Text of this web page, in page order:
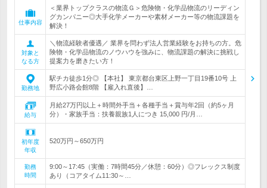
仕事内容
＜業界トップクラスの物流Ｇ＞危険物・化学品物流のリーディン
グカンパニー◎大手化学メーカーや素材メーカー等の物流課題を
解決！
対象と
なる方
＼物流経験者優遇／ 業界を問わず法人営業経験をお持ちの方。危
険物・化学品物流のノウハウを強みに、物流課題の解決に挑戦し
提案力を磨きたい方！
勤務地
駅チカ徒歩1分◎ 【本社】 東京都台東区上野一丁目19番10号 上
野広小路会館8階 【雇入れ直後】…
給与
月給27万円以上＋時間外手当＋各種手当＋賞与年2回（約5ヶ月
分）・家族手当：扶養親族1人につき 15,000 円/月…
初年度
年収
520万円～650万円
勤務
時間
9:00～17:45（実働：7時間45分／休憩：60分）◎フレックス制度
あり（コアタイム11:30～…